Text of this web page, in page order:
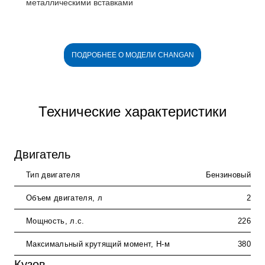
металлическими вставками
ПОДРОБНЕЕ О МОДЕЛИ CHANGAN
Технические характеристики
Двигатель
Тип двигателя Бензиновый
Объем двигателя, л 2
Мощность, л.с. 226
Максимальный крутящий момент, Н-м 380